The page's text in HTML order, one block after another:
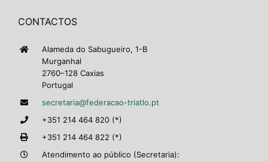
CONTACTOS
Alameda do Sabugueiro, 1-B
Murganhal
2760–128 Caxias
Portugal
secretaria@federacao-triatlo.pt
+351 214 464 820 (*)
+351 214 464 822 (*)
Atendimento ao público (Secretaria):